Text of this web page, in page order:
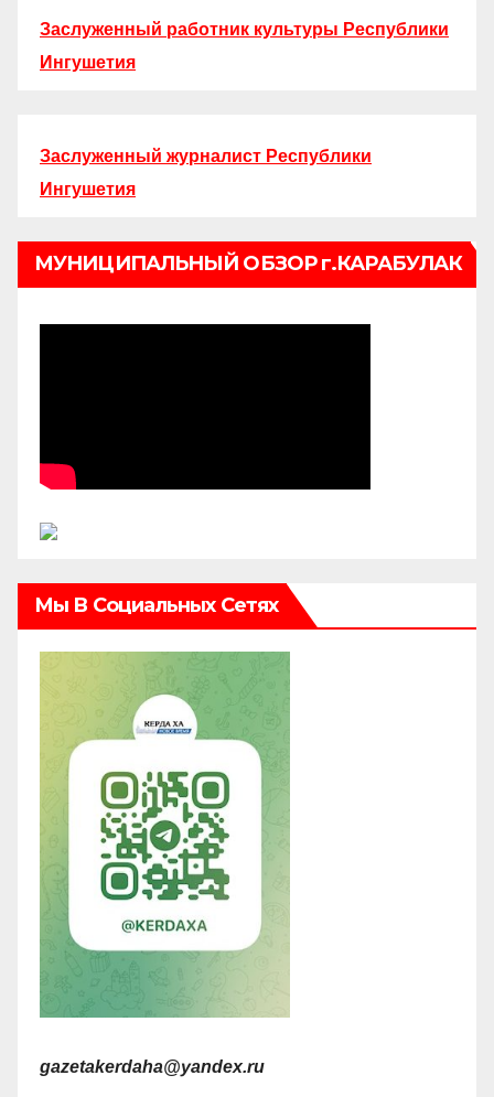
Заслуженный работник культуры Республики
Ингушетия
Заслуженный журналист Республики
Ингушетия
МУНИЦИПАЛЬНЫЙ ОБЗОР г.КАРАБУЛАК
Мы В Социальных Сетях
gazetakerdaha@yandex.ru